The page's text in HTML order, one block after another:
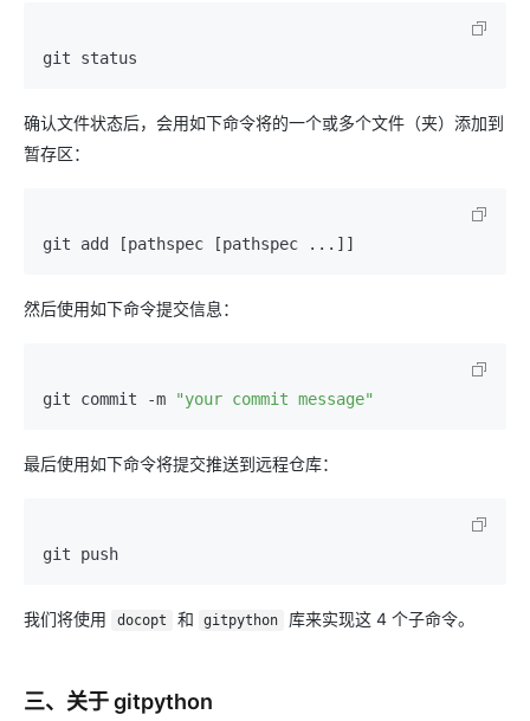
git status
确认文件状态后，会用如下命令将的一个或多个文件（夹）添加到
暂存区：
git add [pathspec [pathspec ...]]
然后使用如下命令提交信息：
git commit -m "your commit message"
最后使用如下命令将提交推送到远程仓库：
git push
我们将使用 docopt 和 gitpython 库来实现这 4 个子命令。
三、关于 gitpython